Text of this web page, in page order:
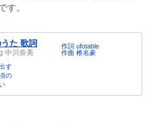
す。
た 歌詞
中川奈美
作詞 ufotable
作曲 椎名豪
す
の